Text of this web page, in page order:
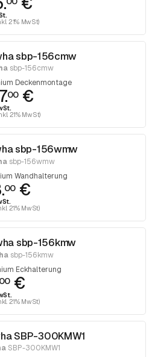
21% MwSt)
sbp-156cmw
sbp-156cmw
Deckenmontage
00€
21% MwSt)
sbp-156wmw
sbp-156wmw
Wandhalterung
00€
21% MwSt)
sbp-156kmw
sbp-156kmw
Eckhalterung
00€
21% MwSt)
SBP-300KMW1
SBP-300KMW1